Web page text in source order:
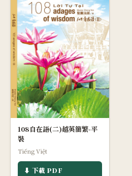
108自在語(二)越英簡繁-平
裝
Tiếng Việt
⬇ 下載 PDF